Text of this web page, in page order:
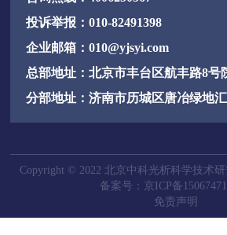
投诉举报：010-82491398
企业邮箱：010@yjsyi.com
总部地址：北京市丰台区航丰路8号
分部地址：济南市历城区唐冶绿地
Copyright © 2022 北京中科光析科学技术研
备案号：京ICP备15067471
免责声明